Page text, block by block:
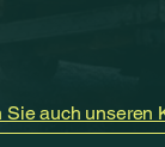
auch unseren